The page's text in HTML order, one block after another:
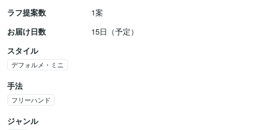
ラフ提案数
1案
お届け日数
15日（予定）
スタイル
デフォルメ・ミニ
手法
フリーハンド
ジャンル